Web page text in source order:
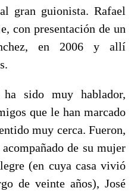
gran guionista. Rafael
con presentación de un
en 2006 y allí
sido muy hablador,
que le han marcado
muy cerca. Fueron,
de su mujer
(en cuya casa vivió
de veinte años), José